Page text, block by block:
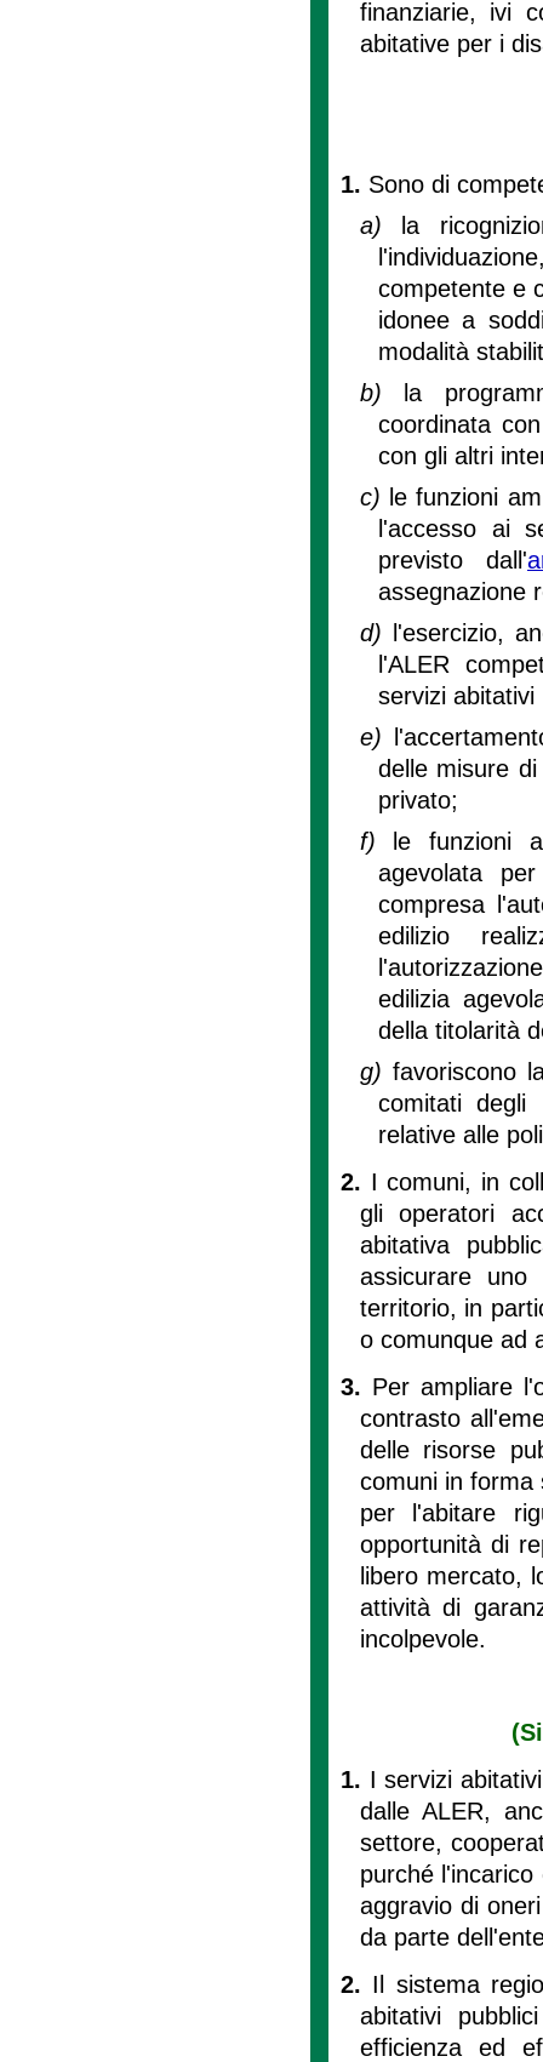
finanziarie, ivi
abitative per i
1. Sono di
a)
la
competente e
idonee a
modalità
b)
la
coordinata
con gli altri
c) le funzioni
l'accesso ai
previsto dall'
assegnazione
d)
l'esercizio,
l'ALER
servizi abitativi
e)
delle misure
privato;
f)
le funzioni
agevolata
compresa
edilizio
edilizia
della titolarità
g) favoriscono
comitati degli
relative alle
2. I comuni, in
gli operatori
abitativa
assicurare
territorio, in
o comunque ad
3. Per ampliare
contrasto
delle risorse
comuni in forma
per l'abitare
opportunità di
libero mercato,
attività di
incolpevole.
1. I servizi
dalle ALER,
settore,
purché
aggravio di
da parte
2. Il sistema
abitativi
efficienza ed